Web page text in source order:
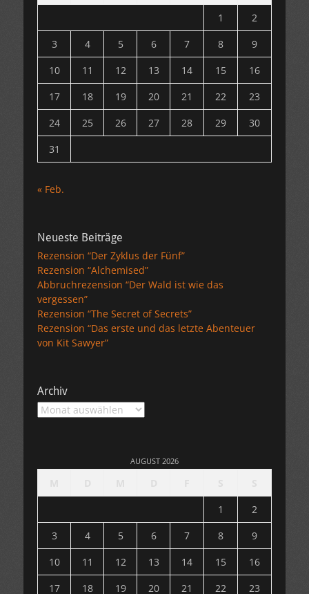
1
2
3
4 5 6 7 8
9
10
11 12 13 14 15
16
17
18 19 20 21 22
23
24
25 26 27 28 29
30
31
« Feb.
Neueste Beiträge
Rezension “Der Zyklus der Fünf”
Rezension “Alchemised”
Abbruchrezension “Der Wald ist wie das
vergessen”
Rezension “The Secret of Secrets”
Rezension “Das erste und das letzte Abenteuer
von Kit Sawyer”
Archiv
Archiv
AUGUST 2026
1
2
3
4 5 6 7 8
9
10
11 12 13 14 15
16
17
18 19 20 21 22 23